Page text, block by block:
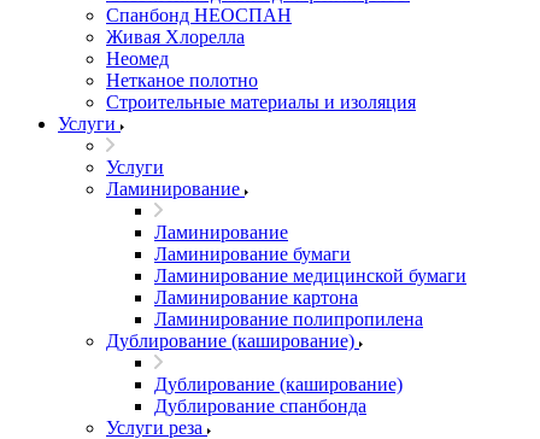
Спанбонд НЕОСПАН
Живая Хлорелла
Нeомед
Нетканое полотно
Строительные материалы и изоляция
Услуги
Услуги
Ламинирование
Ламинирование
Ламинирование бумаги
Ламинирование медицинской бумаги
Ламинирование картона
Ламинирование полипропилена
Дублирование (каширование)
Дублирование (каширование)
Дублирование спанбонда
Услуги реза